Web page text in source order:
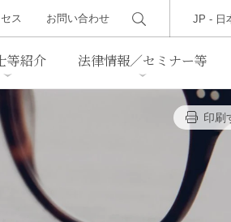
事業再生・倒産
通商法・経済安全保障
等紹介 法律情報／セミナー等
ー 判例紹介
ス お問い合わせ
印刷